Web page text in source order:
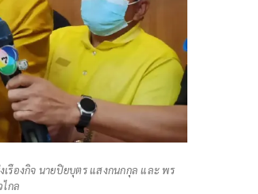
เรืองกิจ นายปิยบุตร แสงกนกกุล และ พร
กล